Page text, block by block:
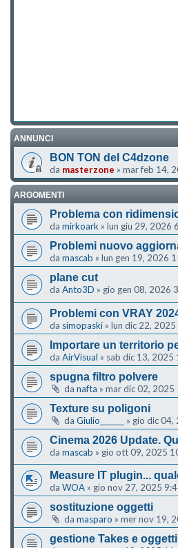
ANNUNCI
BON TON del C4dzone
da masterzone » mar feb 14,
ARGOMENTI
Problema con
da mirkoark » lun giu 29, 2026
Problemi nuovo
da mascab » lun gen 19, 2026
plane cut
da Anto3D » gio gen 08, 2026
Problemi con VRAY
da simopaski » lun dic 22, 2025
Importare un territorio
da AirVisual » sab dic 13, 2025
spugna filtro polvere
da nafta » mar dic 02, 2025
Texture su poligoni
da Giulio_______ » gio dic 04,
Cinema 2026 Update.
da mascab » gio ott 09, 2025
Measure IT plugin...
da WOA » gio nov 27, 2025
sostituzione oggetti
da masparo » mer nov 19,
gestione Takes e oggetti